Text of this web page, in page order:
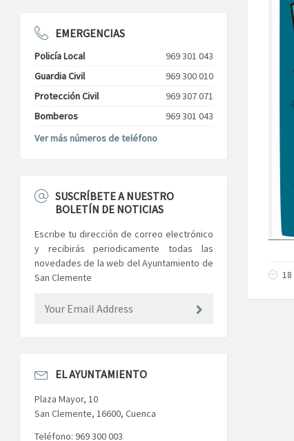
EMERGENCIAS
Policía Local
969 301 043
Guardia Civil
969 300 010
Protección Civil
969 307 071
Bomberos
969 301 043
Ver más números de teléfono
SUSCRÍBETE A NUESTRO
BOLETÍN DE NOTICIAS
Escribe tu dirección de correo electrónico
y recibirás periodicamente todas las
novedades de la web del Ayuntamiento de
San Clemente
EL AYUNTAMIENTO
Plaza Mayor, 10
San Clemente, 16600, Cuenca
Teléfono: 969 300 003